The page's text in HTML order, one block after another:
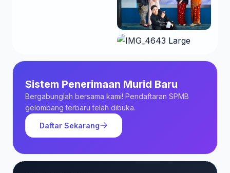
Sistem Penerimaan Murid Baru
Bergabunglah bersama kami! Pendaftaran SPMB
gelombang terbaru telah dibuka.
Daftar Sekarang